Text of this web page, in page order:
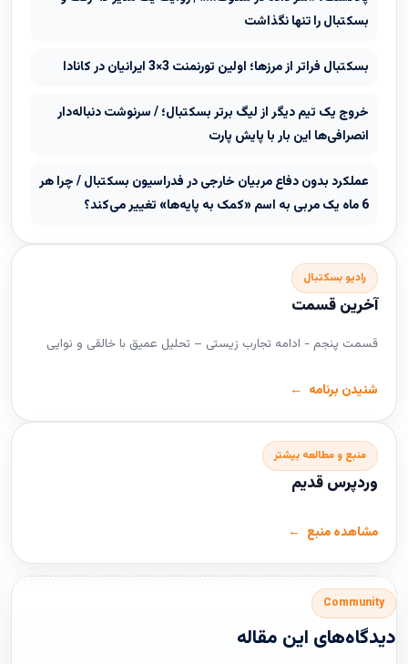
بسکتبال را تنها نگذاشت
بسکتبال فراتر از مرزها؛ اولین تورنمنت 3×3 ایرانیان در کانادا
خروج یک تیم دیگر از لیگ برتر بسکتبال؛ / سرنوشت دنباله‌دار
انصرافی‌ها این بار با پایش پارت
عملکرد بدون دفاع مربیان خارجی در فدراسیون بسکتبال / چرا هر
6 ماه یک مربی به اسم «کمک به پایه‌ها» تغییر می‌کند؟
رادیو بسکتبال
آخرین قسمت
قسمت پنجم - ادامه تجارب زیستی – تحلیل عمیق با خالقی و نوایی
شنیدن برنامه
منبع و مطالعه بیشتر
وردپرس قدیم
مشاهده منبع
Community
دیدگاه‌های این مقاله